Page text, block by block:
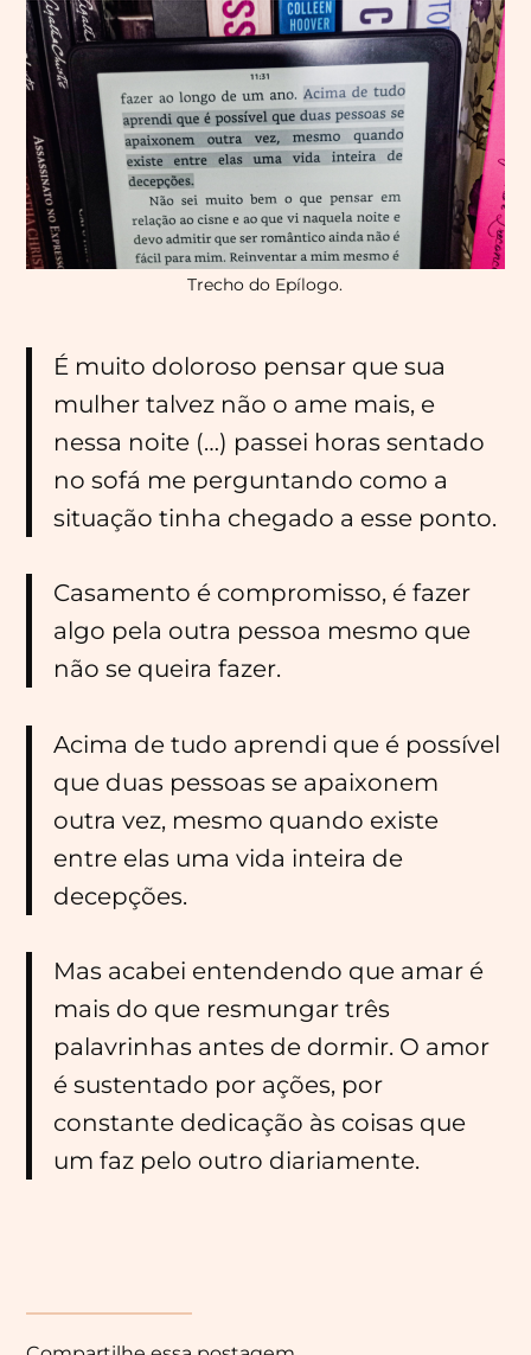
Menu
Principal
Trecho do Epílogo.
É muito doloroso pensar que sua
mulher talvez não o ame mais, e
nessa noite (…) passei horas sentado
no sofá me perguntando como a
situação tinha chegado a esse ponto.
Casamento é compromisso, é fazer
algo pela outra pessoa mesmo que
não se queira fazer.
Acima de tudo aprendi que é possível
que duas pessoas se apaixonem
outra vez, mesmo quando existe
entre elas uma vida inteira de
decepções.
Mas acabei entendendo que amar é
mais do que resmungar três
palavrinhas antes de dormir. O amor
é sustentado por ações, por
constante dedicação às coisas que
um faz pelo outro diariamente.